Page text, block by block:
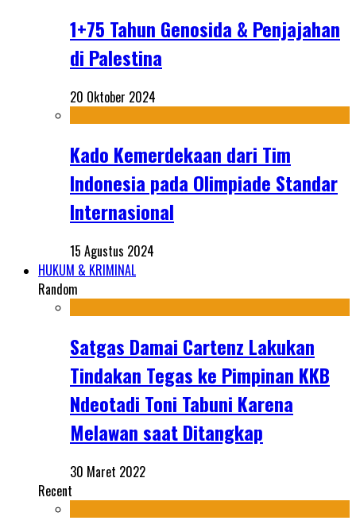
1+75 Tahun Genosida & Penjajahan
di Palestina
20 Oktober 2024
Kado Kemerdekaan dari Tim
Indonesia pada Olimpiade Standar
Internasional
15 Agustus 2024
HUKUM & KRIMINAL
Random
Satgas Damai Cartenz Lakukan
Tindakan Tegas ke Pimpinan KKB
Ndeotadi Toni Tabuni Karena
Melawan saat Ditangkap
30 Maret 2022
Recent